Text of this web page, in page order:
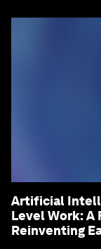
Artificial
Level Work: A
Reinventing